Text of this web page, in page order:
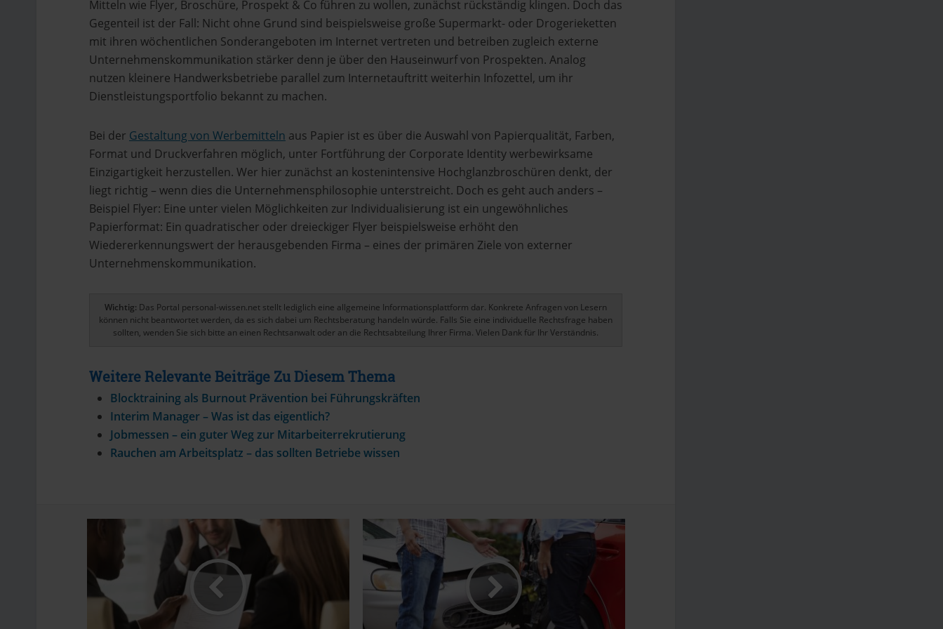
Mitteln wie Flyer, Broschüre, Prospekt & Co führen zu wollen, zunächst rückständig klingen. Doch das
Gegenteil ist der Fall: Nicht ohne Grund sind beispielsweise große Supermarkt- oder Drogerieketten
mit ihren wöchentlichen Sonderangeboten im Internet vertreten und betreiben zugleich externe
Unternehmenskommunikation stärker denn je über den Hauseinwurf von Prospekten. Analog
nutzen kleinere Handwerksbetriebe parallel zum Internetauftritt weiterhin Infozettel, um ihr
Dienstleistungsportfolio bekannt zu machen.
Bei der Gestaltung von Werbemitteln aus Papier ist es über die Auswahl von Papierqualität, Farben,
Format und Druckverfahren möglich, unter Fortführung der Corporate Identity werbewirksame
Einzigartigkeit herzustellen. Wer hier zunächst an kostenintensive Hochglanzbroschüren denkt, der
liegt richtig – wenn dies die Unternehmensphilosophie unterstreicht. Doch es geht auch anders –
Beispiel Flyer: Eine unter vielen Möglichkeiten zur Individualisierung ist ein ungewöhnliches
Papierformat: Ein quadratischer oder dreieckiger Flyer beispielsweise erhöht den
Wiedererkennungswert der herausgebenden Firma – eines der primären Ziele von externer
Unternehmenskommunikation.
Wichtig: Das Portal personal-wissen.net stellt lediglich eine allgemeine Informationsplattform dar. Konkrete Anfragen von Lesern
können nicht beantwortet werden, da es sich dabei um Rechtsberatung handeln würde. Falls Sie eine individuelle Rechtsfrage haben
sollten, wenden Sie sich bitte an einen Rechtsanwalt oder an die Rechtsabteilung Ihrer Firma. Vielen Dank für Ihr Verständnis.
Weitere Relevante Beiträge Zu Diesem Thema
Blocktraining als Burnout Prävention bei Führungskräften
Interim Manager – Was ist das eigentlich?
Jobmessen – ein guter Weg zur Mitarbeiterrekrutierung
Rauchen am Arbeitsplatz – das sollten Betriebe wissen